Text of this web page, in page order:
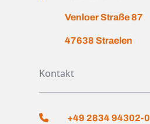
Venloer Straße 87
47638 Straelen
Kontakt
+49 2834 94302-0